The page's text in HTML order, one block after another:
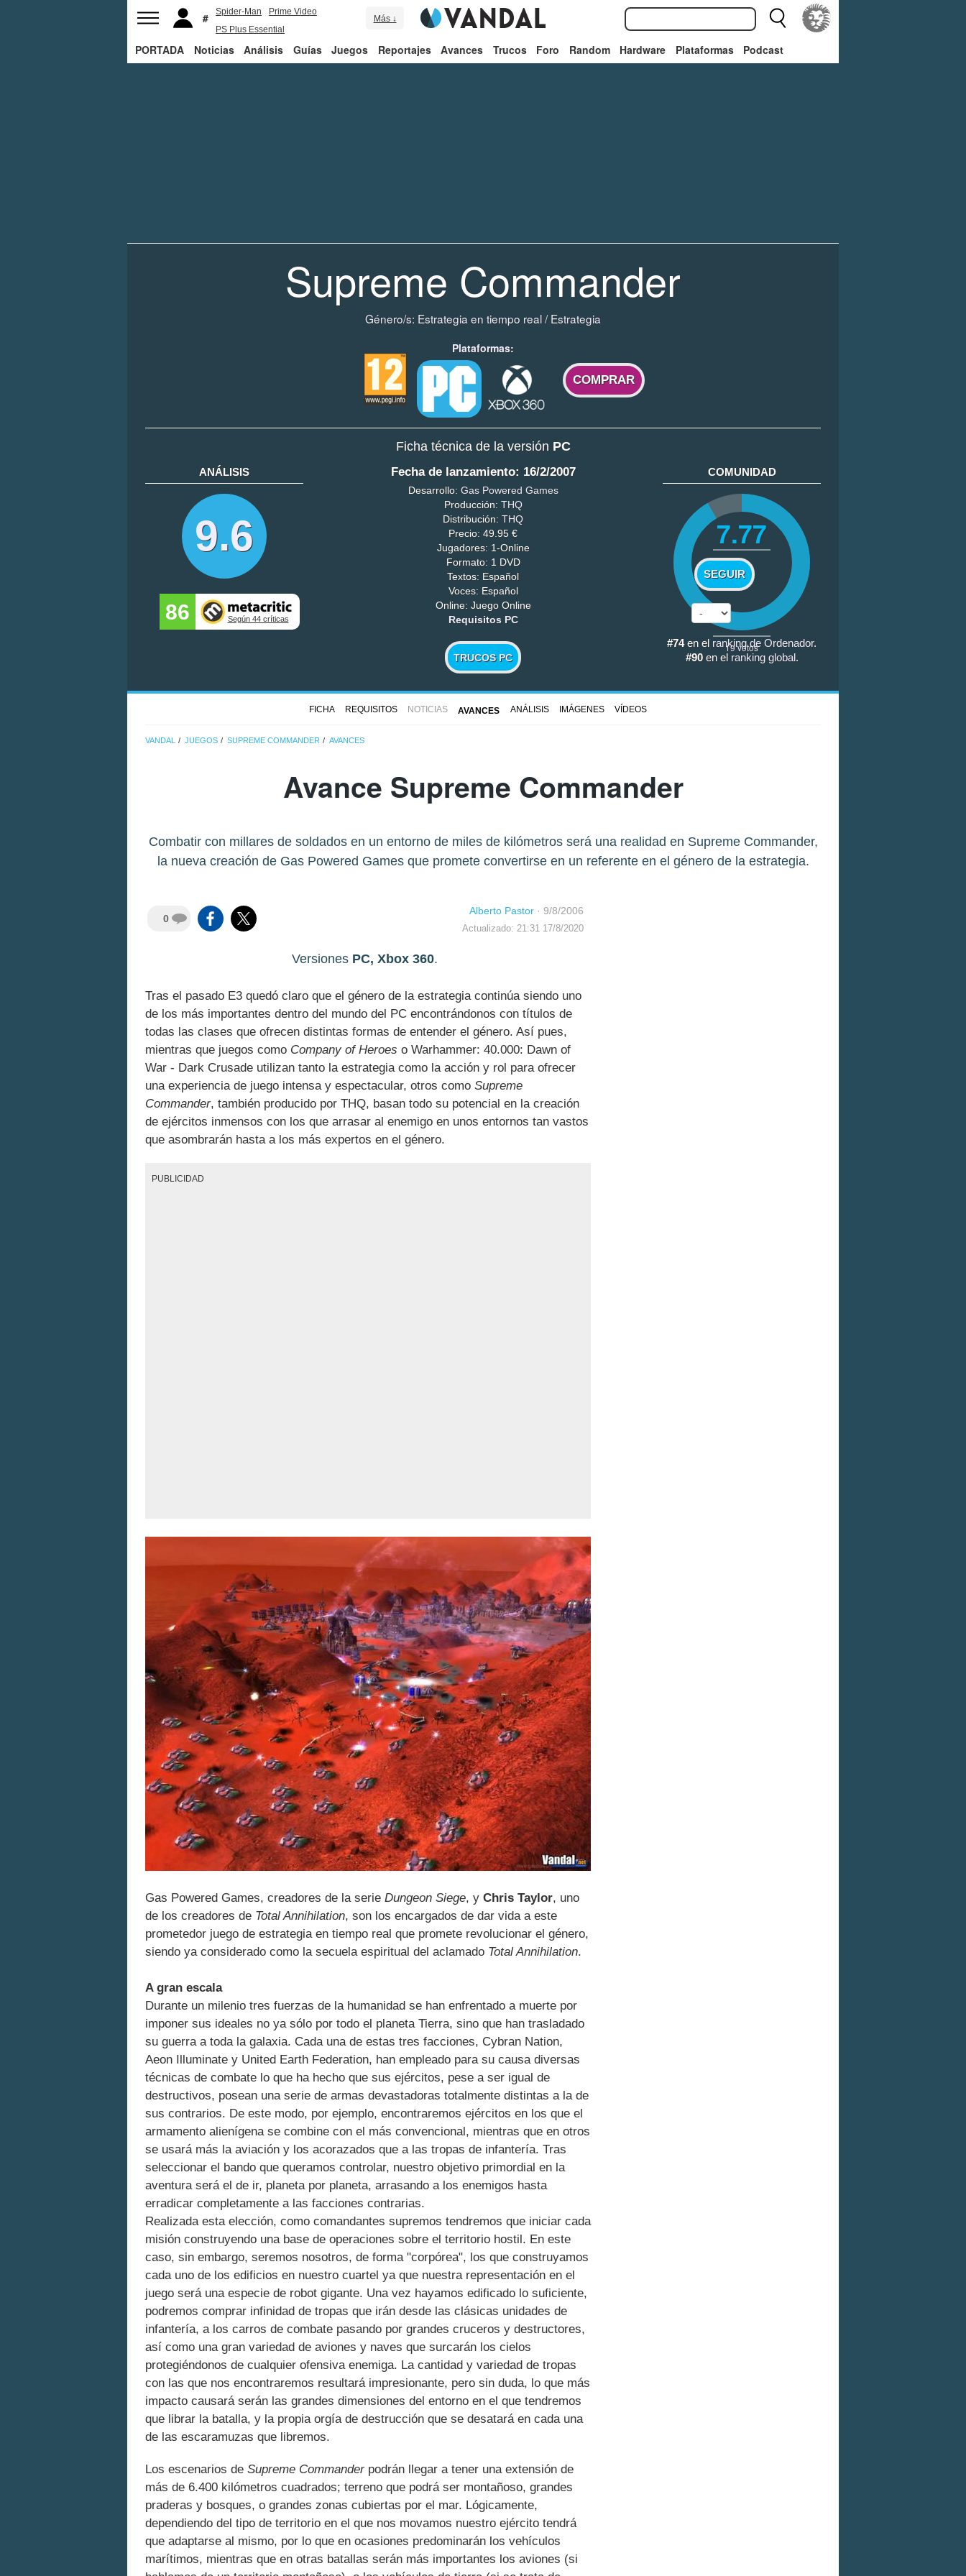
Spider-Man
Prime Video
PS Plus Essential
George R.R. Martin
Más ↓
PORTADA Noticias Análisis Guías Juegos Reportajes Avances Trucos Foro Random Hardware Plataformas Podcast
Supreme Commander
Género/s: Estrategia en tiempo real/Estrategia
Plataformas:
COMPRAR
Ficha técnica de la versión PC
ANÁLISIS
9.6
86 Según 44 críticas
Fecha de lanzamiento: 16/2/2007
Desarrollo: Gas Powered Games
Producción: THQ
Distribución: THQ
Precio: 49.95 €
Jugadores: 1-Online
Formato: 1 DVD
Textos: Español
Voces: Español
Online: Juego Online
Requisitos PC
TRUCOS PC
COMUNIDAD
7.77
SEGUIR
19votos
#74en el ranking de Ordenador.
#90en el ranking global .
FICHA REQUISITOS NOTICIAS AVANCES ANÁLISIS IMÁGENES VÍDEOS
VANDAL JUEGOS SUPREME COMMANDER AVANCES
Avance Supreme Commander
Combatir con millares de soldados en un entorno de miles de kilómetros será una realidad en Supreme Commander,
la nueva creación de Gas Powered Games que promete convertirse en un referente en el género de la estrategia.
0
Alberto Pastor · 9/8/2006
Actualizado: 21:31 17/8/2020
Versiones PC, Xbox 360.
Tras el pasado E3 quedó claro que el género de la estrategia continúa siendo uno
de los más importantes dentro del mundo del PC encontrándonos con títulos de
todas las clases que ofrecen distintas formas de entender el género. Así pues,
mientras que juegos como Company of Heroes o Warhammer: 40.000: Dawn of
War - Dark Crusade utilizan tanto la estrategia como la acción y rol para ofrecer
una experiencia de juego intensa y espectacular, otros como Supreme
Commander, también producido por THQ, basan todo su potencial en la creación
de ejércitos inmensos con los que arrasar al enemigo en unos entornos tan vastos
que asombrarán hasta a los más expertos en el género.
PUBLICIDAD
Gas Powered Games, creadores de la serie Dungeon Siege, y Chris Taylor, uno
de los creadores de Total Annihilation, son los encargados de dar vida a este
prometedor juego de estrategia en tiempo real que promete revolucionar el género,
siendo ya considerado como la secuela espiritual del aclamado Total Annihilation.
A gran escala
Durante un milenio tres fuerzas de la humanidad se han enfrentado a muerte por
imponer sus ideales no ya sólo por todo el planeta Tierra, sino que han trasladado
su guerra a toda la galaxia. Cada una de estas tres facciones, Cybran Nation,
Aeon Illuminate y United Earth Federation, han empleado para su causa diversas
técnicas de combate lo que ha hecho que sus ejércitos, pese a ser igual de
destructivos, posean una serie de armas devastadoras totalmente distintas a la de
sus contrarios. De este modo, por ejemplo, encontraremos ejércitos en los que el
armamento alienígena se combine con el más convencional, mientras que en otros
se usará más la aviación y los acorazados que a las tropas de infantería. Tras
seleccionar el bando que queramos controlar, nuestro objetivo primordial en la
aventura será el de ir, planeta por planeta, arrasando a los enemigos hasta
erradicar completamente a las facciones contrarias.
Realizada esta elección, como comandantes supremos tendremos que iniciar cada
misión construyendo una base de operaciones sobre el territorio hostil. En este
caso, sin embargo, seremos nosotros, de forma "corpórea", los que construyamos
cada uno de los edificios en nuestro cuartel ya que nuestra representación en el
juego será una especie de robot gigante. Una vez hayamos edificado lo suficiente,
podremos comprar infinidad de tropas que irán desde las clásicas unidades de
infantería, a los carros de combate pasando por grandes cruceros y destructores,
así como una gran variedad de aviones y naves que surcarán los cielos
protegiéndonos de cualquier ofensiva enemiga. La cantidad y variedad de tropas
con las que nos encontraremos resultará impresionante, pero sin duda, lo que más
impacto causará serán las grandes dimensiones del entorno en el que tendremos
que librar la batalla, y la propia orgía de destrucción que se desatará en cada una
de las escaramuzas que libremos.
Los escenarios de Supreme Commanderpodrán llegar a tener una extensión de
más de 6.400 kilómetros cuadrados; terreno que podrá ser montañoso, grandes
praderas y bosques, o grandes zonas cubiertas por el mar. Lógicamente,
dependiendo del tipo de territorio en el que nos movamos nuestro ejército tendrá
que adaptarse al mismo, por lo que en ocasiones predominarán los vehículos
marítimos, mientras que en otras batallas serán más importantes los aviones (si